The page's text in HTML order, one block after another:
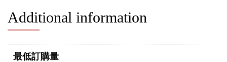
Additional information
最低訂購量